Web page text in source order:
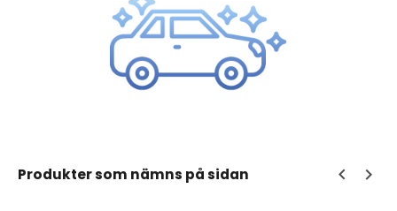
Produkter som nämns på sidan